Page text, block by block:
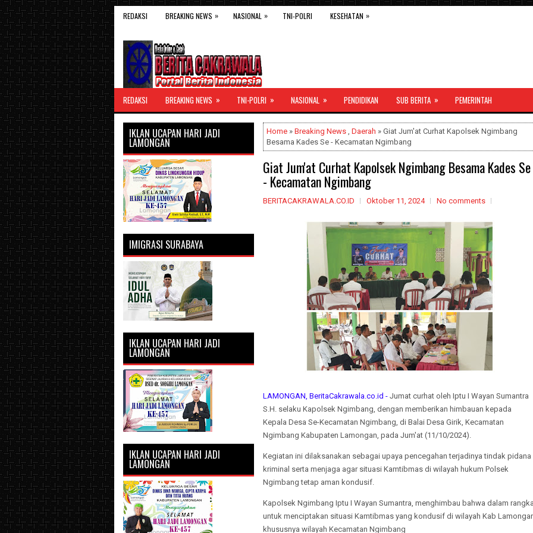
REDAKSI BREAKING NEWS » NASIONAL » TNI-POLRI KESEHATAN »
REDAKSI BREAKING NEWS » TNI-POLRI » NASIONAL » PENDIDIKAN SUB BERITA » PEMERINTAH
Home » Breaking News , Daerah » Giat Jum'at Curhat Kapolsek Ngimbang
Besama Kades Se - Kecamatan Ngimbang
Giat Jum'at Curhat Kapolsek Ngimbang Besama Kades Se
- Kecamatan Ngimbang
BERITACAKRAWALA.CO.ID Oktober 11, 2024 No comments
LAMONGAN, BeritaCakrawala.co.id - Jumat curhat oleh Iptu I Wayan Sumantra
S.H. selaku Kapolsek Ngimbang, dengan memberikan himbauan kepada
Kepala Desa Se-Kecamatan Ngimbang, di Balai Desa Girik, Kecamatan
Ngimbang Kabupaten Lamongan, pada Jum'at (11/10/2024).
Kegiatan ini dilaksanakan sebagai upaya pencegahan terjadinya tindak pidana
kriminal serta menjaga agar situasi Kamtibmas di wilayah hukum Polsek
Ngimbang tetap aman kondusif.
Kapolsek Ngimbang Iptu I Wayan Sumantra, menghimbau bahwa dalam
untuk menciptakan situasi Kamtibmas yang kondusif di wilayah Kab
khususnya wilayah Kecamatan Ngimbang
IKLAN UCAPAN HARI JADI
LAMONGAN
IMIGRASI SURABAYA
IKLAN UCAPAN HARI JADI
LAMONGAN
IKLAN UCAPAN HARI JADI
LAMONGAN